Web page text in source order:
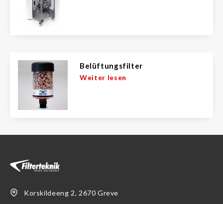
Belüftungsfilter
Weiter lesen
Korskildeeng 2, 2670 Greve